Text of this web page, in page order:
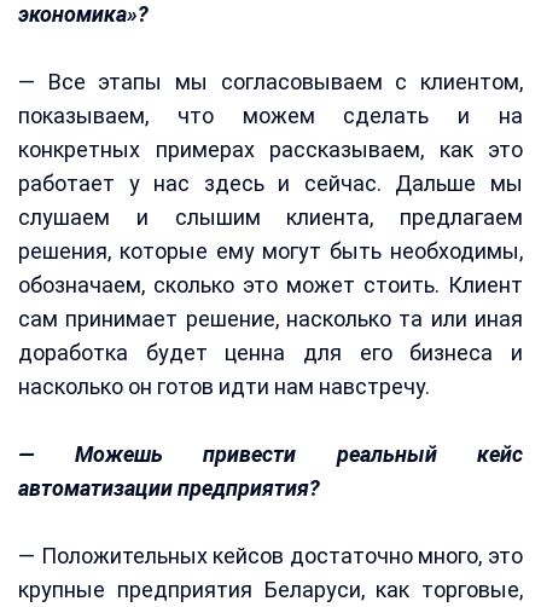
экономика»?
— Все этапы мы согласовываем с клиентом,
показываем, что можем сделать и на
конкретных примерах рассказываем, как это
работает у нас здесь и сейчас. Дальше мы
слушаем и слышим клиента, предлагаем
решения, которые ему могут быть необходимы,
обозначаем, сколько это может стоить. Клиент
сам принимает решение, насколько та или иная
доработка будет ценна для его бизнеса и
насколько он готов идти нам навстречу.
— Можешь привести реальный кейс
автоматизации предприятия?
— Положительных кейсов достаточно много, это
крупные предприятия Беларуси, как торговые,